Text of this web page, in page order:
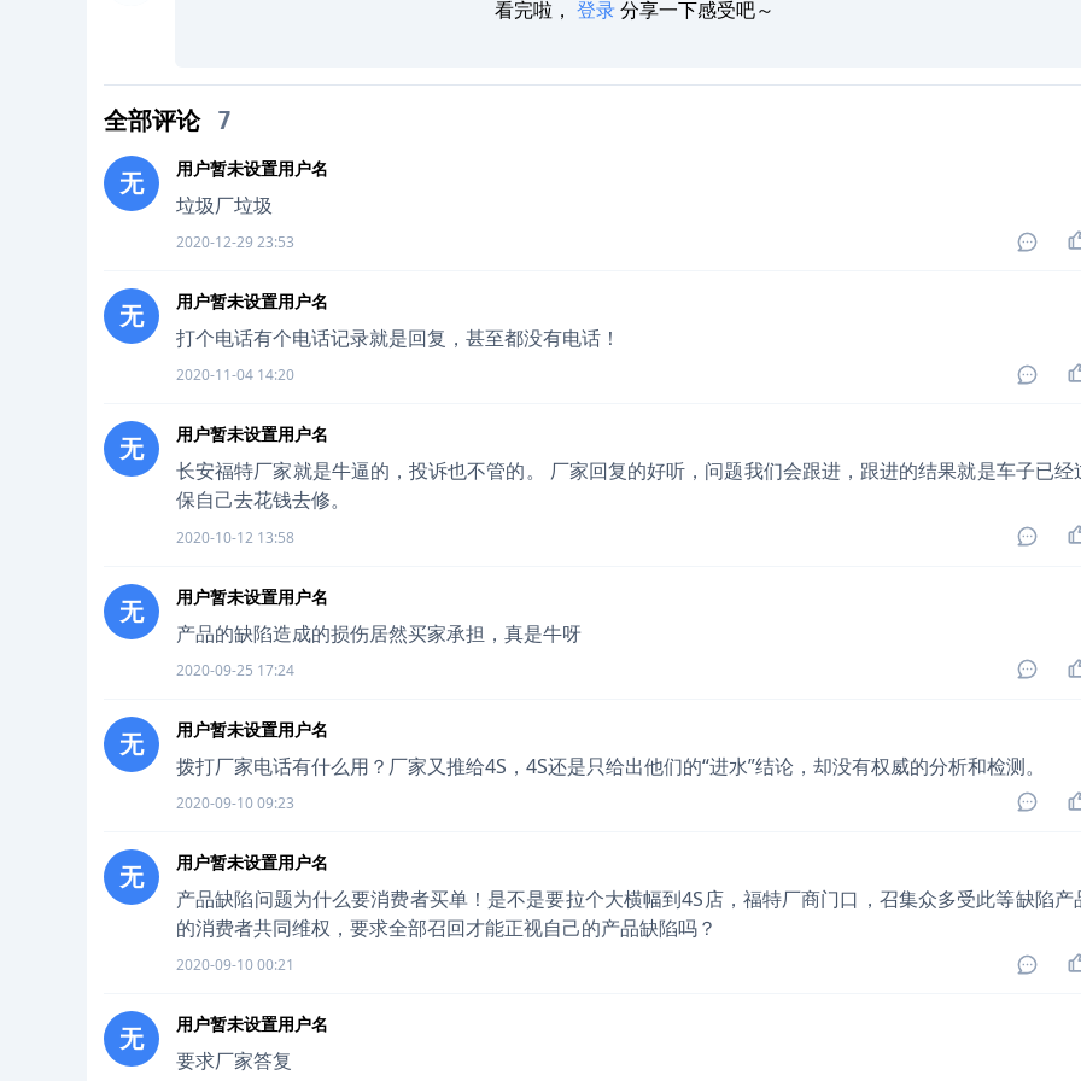
看完啦， 登录分享一下感受吧～
全部评论 7
无 用户暂未设置用户名
垃圾厂垃圾
2020-12-29 23:53
无 用户暂未设置用户名
打个电话有个电话记录就是回复，甚至都没有电话！
2020-11-04 14:20
无 用户暂未设置用户名
长安福特厂家就是牛逼的，投诉也不管的。 厂家回复的好听，问题我们会跟进，跟进的结果就是车子已经
保自己去花钱去修。
2020-10-12 13:58
无 用户暂未设置用户名
产品的缺陷造成的损伤居然买家承担，真是牛呀
2020-09-25 17:24
无 用户暂未设置用户名
拨打厂家电话有什么用？厂家又推给4S，4S还是只给出他们的“进水”结论，却没有权威的分析和检测。
2020-09-10 09:23
无 用户暂未设置用户名
产品缺陷问题为什么要消费者买单！是不是要拉个大横幅到4S店，福特厂商门口，召集众多受此等缺陷产
的消费者共同维权，要求全部召回才能正视自己的产品缺陷吗？
2020-09-10 00:21
无 用户暂未设置用户名
要求厂家答复